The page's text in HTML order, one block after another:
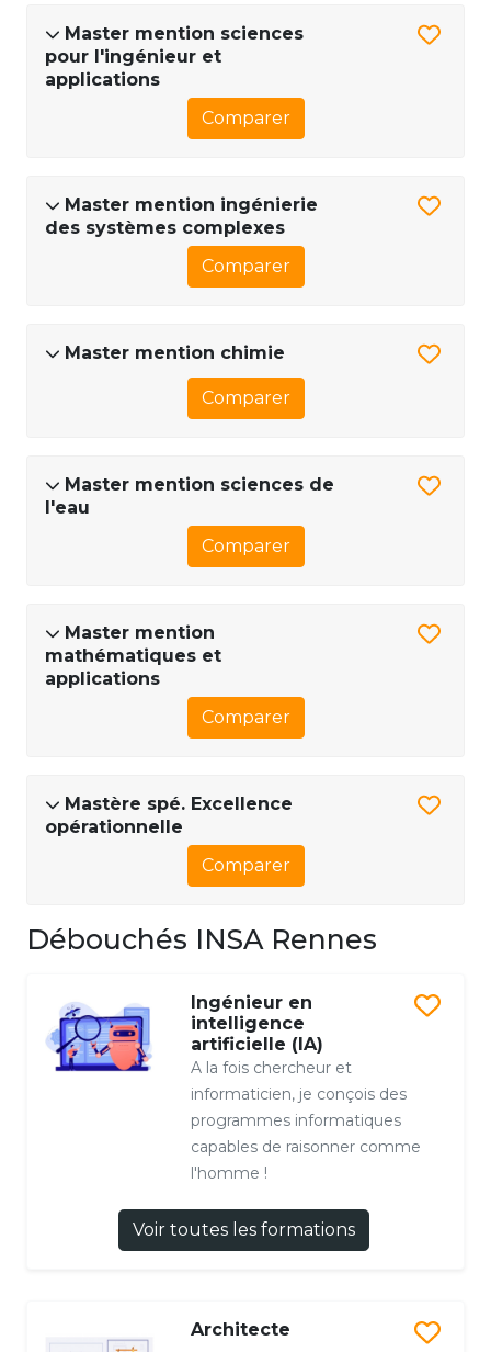
Master mention sciences
pour l'ingénieur et
applications
Comparer
Master mention ingénierie
des systèmes complexes
Comparer
Master mention chimie
Comparer
Master mention sciences de
l'eau
Comparer
Master mention
mathématiques et
applications
Comparer
Mastère spé. Excellence
opérationnelle
Comparer
Débouchés INSA Rennes
Ingénieur en
intelligence
artificielle (IA)
A la fois chercheur et
informaticien, je conçois des
programmes informatiques
capables de raisonner comme
l'homme !
Voir toutes les formations
Architecte